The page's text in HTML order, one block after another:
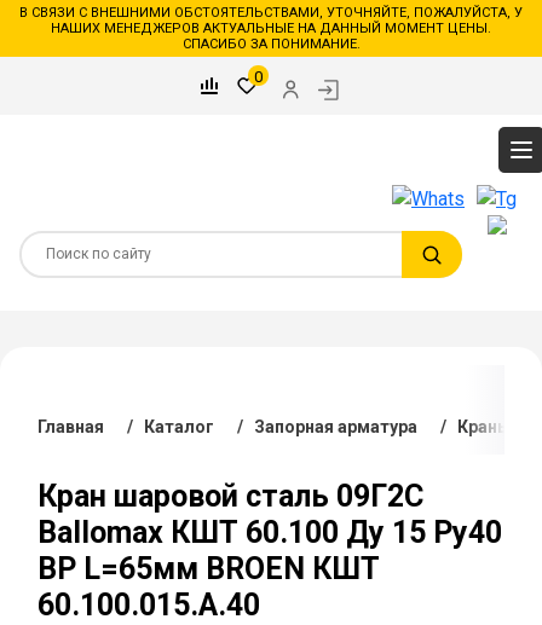
В СВЯЗИ С ВНЕШНИМИ ОБСТОЯТЕЛЬСТВАМИ, УТОЧНЯЙТЕ, ПОЖАЛУЙСТА, У
НАШИХ МЕНЕДЖЕРОВ АКТУАЛЬНЫЕ НА ДАННЫЙ МОМЕНТ ЦЕНЫ.
СПАСИБО ЗА ПОНИМАНИЕ.
0
Главная / Каталог / Запорная арматура / Краны
Кран шаровой сталь 09Г2С
Ballomax КШТ 60.100 Ду 15 Ру40
ВР L=65мм BROEN КШТ
60.100.015.А.40